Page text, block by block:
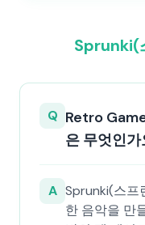
Sprunki(
Q Retro
은 무엇인가
A Sprunki(스프
한 음악을 만